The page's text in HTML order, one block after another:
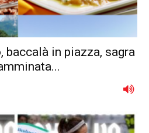
baccalà in piazza, sagra